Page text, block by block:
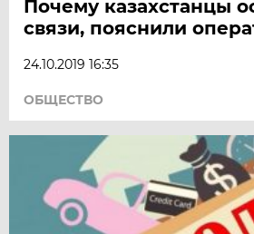
Почему казахстанцы
связи, пояснили
24.10.2019 16:35
ОБЩЕСТВО